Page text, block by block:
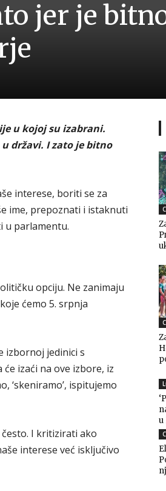
jer je
u kojoj su izabrani.
državi. I zato je bitno
interese, boriti se za
ime, prepoznati i istaknuti
u parlamentu.
opciju. Ne zanimaju
ćemo 5. srpnja
izbornoj jedinici s
izaći na ove izbore, iz
‘skeniramo’, ispitujemo
I kritizirati ako
interese već isključivo
u